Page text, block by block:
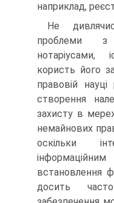
наприклад,
Не
проблеми з
нотаріусами,
користь його
правовій науці
створення
захисту в
немайнових
оскільки
встановлення
досить